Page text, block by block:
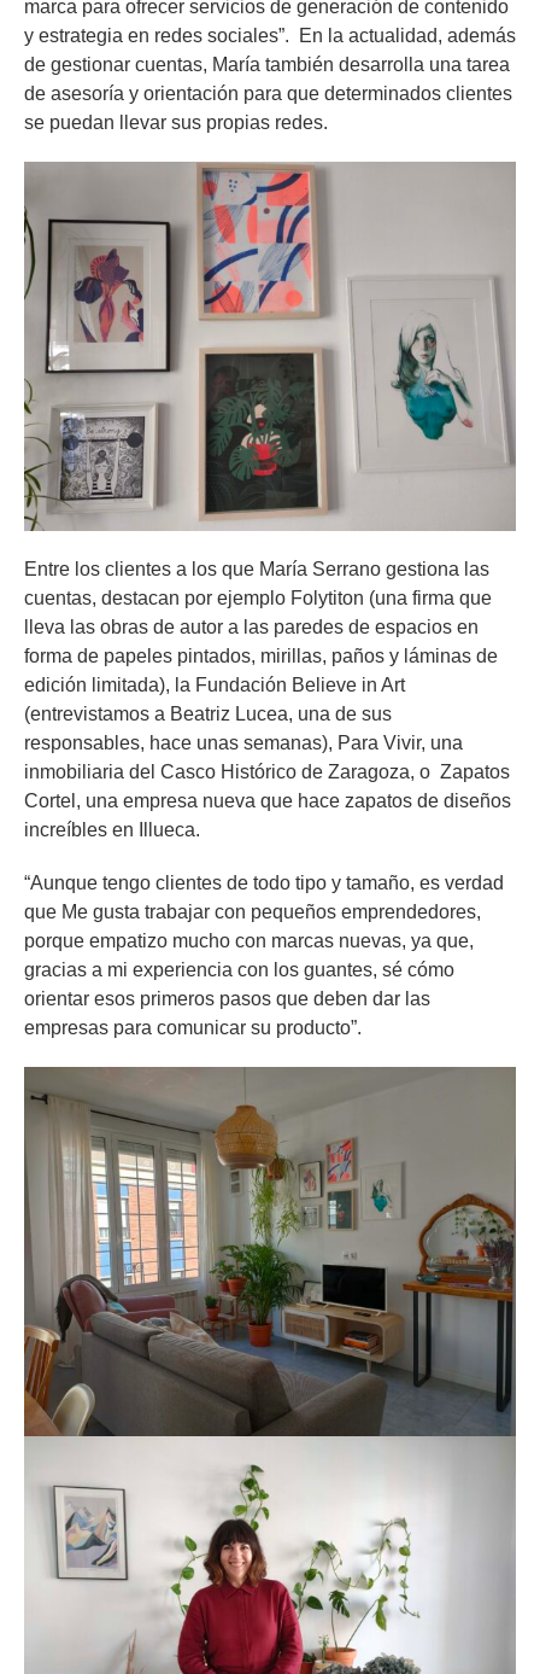
marca para ofrecer servicios de generación de contenido
y estrategia en redes sociales”. En la actualidad, además
de gestionar cuentas, María también desarrolla una tarea
de asesoría y orientación para que determinados clientes
se puedan llevar sus propias redes.
Entre los clientes a los que María Serrano gestiona las
cuentas, destacan por ejemplo Folytiton (una firma que
lleva las obras de autor a las paredes de espacios en
forma de papeles pintados, mirillas, paños y láminas de
edición limitada), la Fundación Believe in Art
(entrevistamos a Beatriz Lucea, una de sus
responsables, hace unas semanas), Para Vivir, una
inmobiliaria del Casco Histórico de Zaragoza, o Zapatos
Cortel, una empresa nueva que hace zapatos de diseños
increíbles en Illueca.
“Aunque tengo clientes de todo tipo y tamaño, es verdad
que Me gusta trabajar con pequeños emprendedores,
porque empatizo mucho con marcas nuevas, ya que,
gracias a mi experiencia con los guantes, sé cómo
orientar esos primeros pasos que deben dar las
empresas para comunicar su producto”.